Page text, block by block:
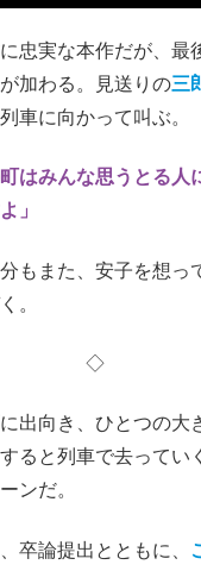
忠実な本作だが、最
加わる。見送りの三
車に向かって叫ぶ。
町はみんな思うとる人
」
もまた、安子を想っ
。
◇
出向き、ひとつの大
ると列車で去ってい
ンだ。
卒論提出とともに、